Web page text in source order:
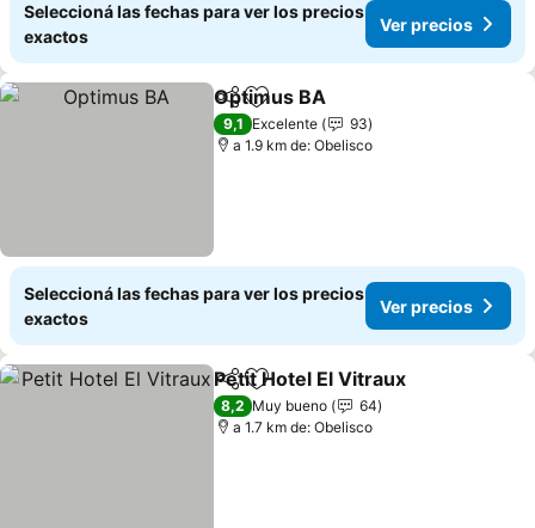
Seleccioná las fechas para ver los precios
exactos
Ver precios
CompartirAñadir a favoritos
Optimus BA
9,1 Excelente
93
a 1.9 km de: Obelisco
Seleccioná las fechas para ver los precios
exactos
Ver precios
CompartirAñadir a favoritos
Petit Hotel El Vitraux
8,2 Muy bueno
64
a 1.7 km de: Obelisco